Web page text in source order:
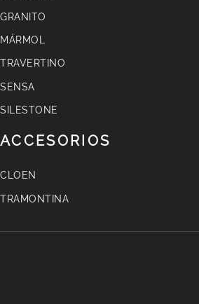
GRANITO
MÁRMOL
TRAVERTINO
SENSA
SILESTONE
ACCESORIOS
CLOEN
TRAMONTINA